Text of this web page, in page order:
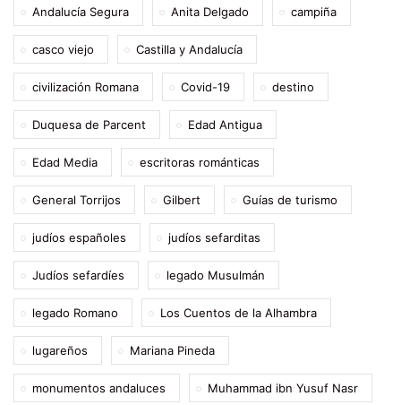
Andalucía Segura Anita Delgado campiña
casco viejo Castilla y Andalucía
civilización Romana Covid-19 destino
Duquesa de Parcent Edad Antigua
Edad Media escritoras románticas
General Torrijos Gilbert Guías de turismo
judíos españoles judíos sefarditas
Judíos sefardíes legado Musulmán
legado Romano Los Cuentos de la Alhambra
lugareños Mariana Pineda
monumentos andaluces Muhammad ibn Yusuf Nasr